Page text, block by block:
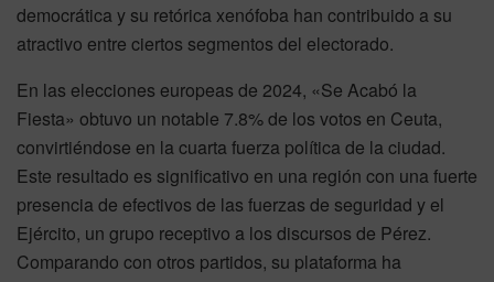
democrática y su retórica xenófoba han contribuido a su
atractivo entre ciertos segmentos del electorado.
En las elecciones europeas de 2024, «Se Acabó la
Fiesta» obtuvo un notable 7.8% de los votos en Ceuta,
convirtiéndose en la cuarta fuerza política de la ciudad.
Este resultado es significativo en una región con una fuerte
presencia de efectivos de las fuerzas de seguridad y el
Ejército, un grupo receptivo a los discursos de Pérez.
Comparando con otros partidos, su plataforma ha